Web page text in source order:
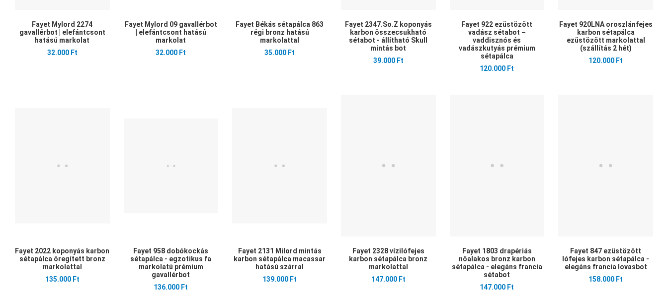
Fayet Mylord 2274
gavallérbot | elefántcsont
hatású markolat
32.000 Ft
Fayet Mylord 09 gavallérbot
| elefántcsont hatású
markolat
32.000 Ft
Fayet Békás sétapálca 863
régi bronz hatású
markolattal
35.000 Ft
Fayet 2347.So.Z koponyás
karbon összecsukható
sétabot - állítható Skull
mintás bot
39.000 Ft
Fayet 922 ezüstözött
vadász sétabot –
vaddisznós és
vadászkutyás prémium
sétapálca
120.000 Ft
Fayet 920LNA oroszlánfejes
karbon sétapálca
ezüstözött markolattal
(szállítás 2 hét)
120.000 Ft
Fayet 2022 koponyás karbon
sétapálca öregített bronz
markolattal
135.000 Ft
Fayet 958 dobókockás
sétapálca - egzotikus fa
markolatú prémium
gavallérbot
136.000 Ft
Fayet 2131 Milord mintás
karbon sétapálca macassar
hatású szárral
139.000 Ft
Fayet 2328 vízilófejes
karbon sétapálca bronz
markolattal
147.000 Ft
Fayet 1803 drapériás
nőalakos bronz karbon
sétapálca - elegáns francia
sétabot
147.000 Ft
Fayet 847 ezüstözött
lófejes karbon sétapálca -
elegáns francia lovasbot
158.000 Ft